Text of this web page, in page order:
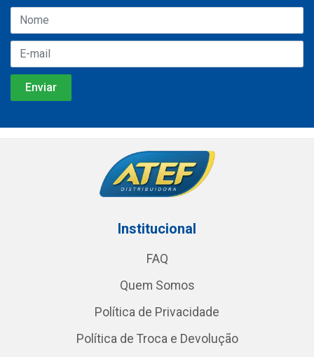
Institucional
FAQ
Quem Somos
Política de Privacidade
Política de Troca e Devolução